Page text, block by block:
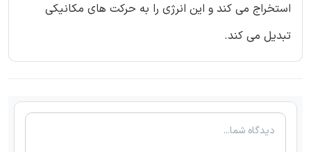
استخراج می کند و این انرژی را به حرکت های مکانیکی
تبدیل می کند.